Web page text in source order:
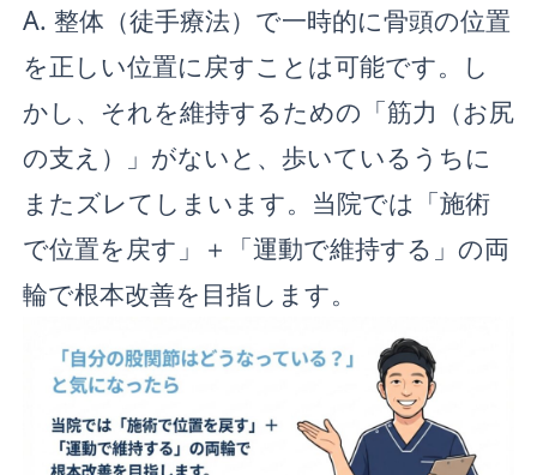
A. 整体（徒手療法）で一時的に骨頭の位置
を正しい位置に戻すことは可能です。し
かし、それを維持するための「筋力（お尻
の支え）」がないと、歩いているうちに
またズレてしまいます。当院では「施術
で位置を戻す」＋「運動で維持する」の両
輪で根本改善を目指します。